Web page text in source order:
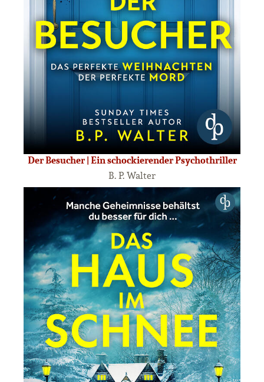
Der Besucher | Ein schockierender Psychothriller
B. P. Walter